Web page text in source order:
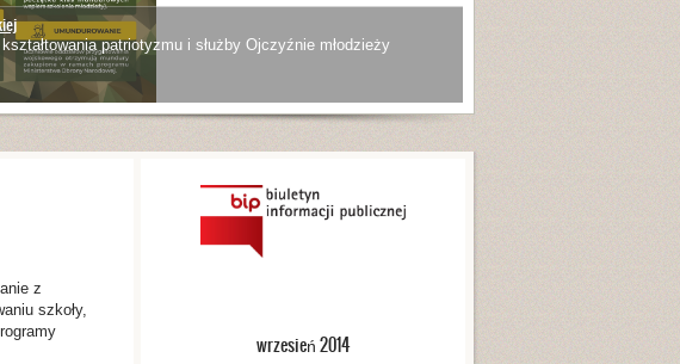
patriotyzmu i służby Ojczyźnie młodzieży
wrzesień 2014
z
szkoły,